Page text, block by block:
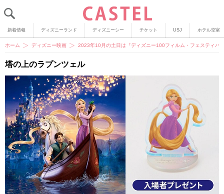
新着情報 ディズニーランド ディズニーシー チケット USJ ホテル空室
ホーム ディズニー映画 2023年10月の土日は『ディズニー100フィルム・フェスティバ
塔の上のラプンツェル